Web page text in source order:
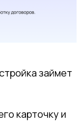
займет
карточку и